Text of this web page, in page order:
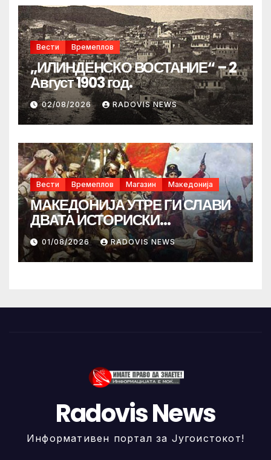
Вести Времеплов
„ИЛИНДЕНСКО ВОСТАНИЕ“ – 2
Август 1903 год.
02/08/2026 RADOVIS NEWS
Вести Времеплов Магазин Македонија
МАКЕДОНИЈА УТРЕ ГИ СЛАВИ
ДВАТА ИСТОРИСКИ
ИЛИНДЕНА!
01/08/2026 RADOVIS NEWS
Radovis News
Информативен портал за Југоистокот!